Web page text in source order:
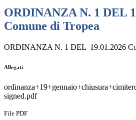
ORDINANZA N. 1 DEL
Comune di Tropea
ORDINANZA N. 1 DEL 19.01.2026
Allegati
signed.pdf
File PDF